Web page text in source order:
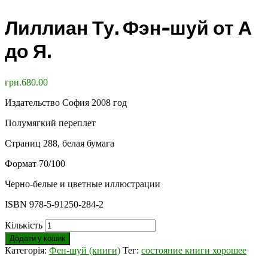
Лиллиан Ту. Фэн-шуй от А
до Я.
грн.680.00
Издательство София 2008 год
Полумягкий переплет
Страниц 288, белая бумага
Формат 70/100
Черно-белые и цветные иллюстрации
ISBN 978-5-91250-284-2
Кількість
Додати у кошик
Категорія: Фен-шуй (книги) Тег: состояние книги хорошее